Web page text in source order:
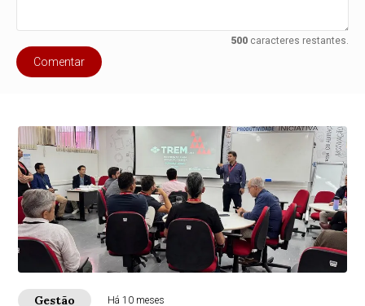
500caracteres restantes.
Comentar
Gestão Há 10 meses